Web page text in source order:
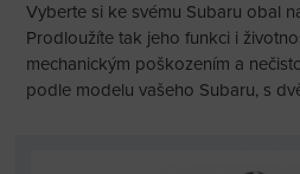
Vyberte si ke svému Subaru obal
Prodloužíte tak jeho funkci i
mechanickým poškozením a
podle modelu vašeho Subaru, s